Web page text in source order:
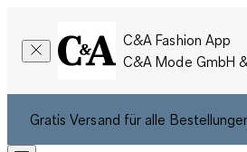
C&A Fashion App
C&A Mode GmbH
Gratis Versand für alle